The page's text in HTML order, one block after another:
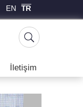
EN TR
İletişim